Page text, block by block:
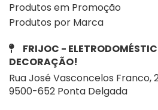
Produtos em Promoção
Produtos por Marca
FRIJOC -
DECORAÇÃO!
Rua José Vasconcelos Franco,
9500-652 Ponta Delgada